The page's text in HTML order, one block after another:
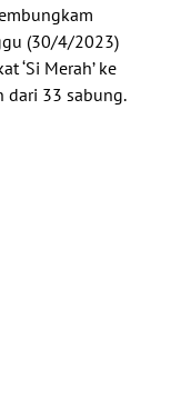
(30/4/2023)
‘Si Merah’ ke
dari 33 sabung.